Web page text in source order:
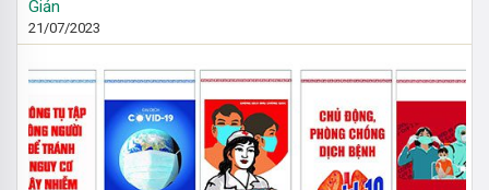
Giản
21/07/2023